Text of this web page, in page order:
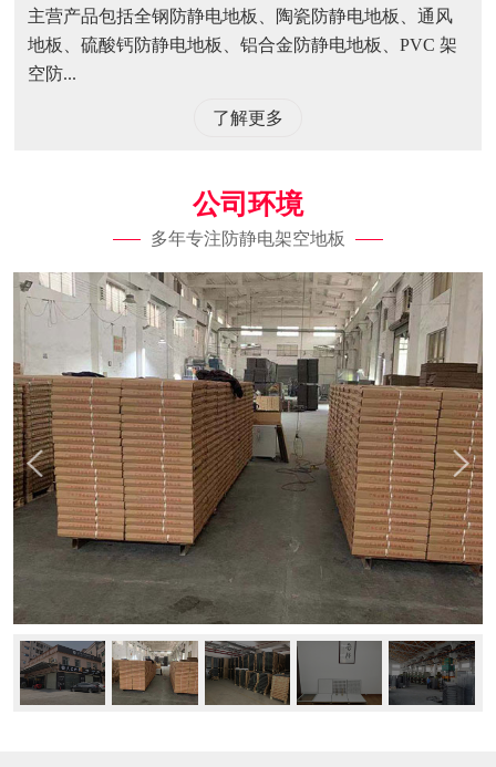
主营产品包括全钢防静电地板、陶瓷防静电地板、通风
地板、硫酸钙防静电地板、铝合金防静电地板、PVC 架
空防...
了解更多
公司环境
多年专注防静电架空地板